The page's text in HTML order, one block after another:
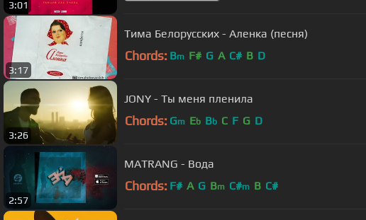
3:01
3:17
Тима Белорусских - Аленка (песня)
Chords: Bm F# G A C# B D
3:26
JONY - Ты меня пленила
Chords: Gm Eb Bb C F G D
2:57
MATRANG - Вода
Chords: F# A G Bm C#m B C#